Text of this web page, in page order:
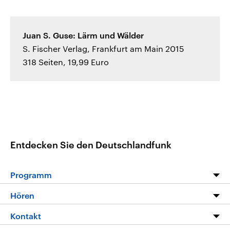
Juan S. Guse: Lärm und Wälder
S. Fischer Verlag, Frankfurt am Main 2015
318 Seiten, 19,99 Euro
Entdecken Sie den Deutschlandfunk
Programm
Die Nachrichten
Hören
Livestream
Kontakt